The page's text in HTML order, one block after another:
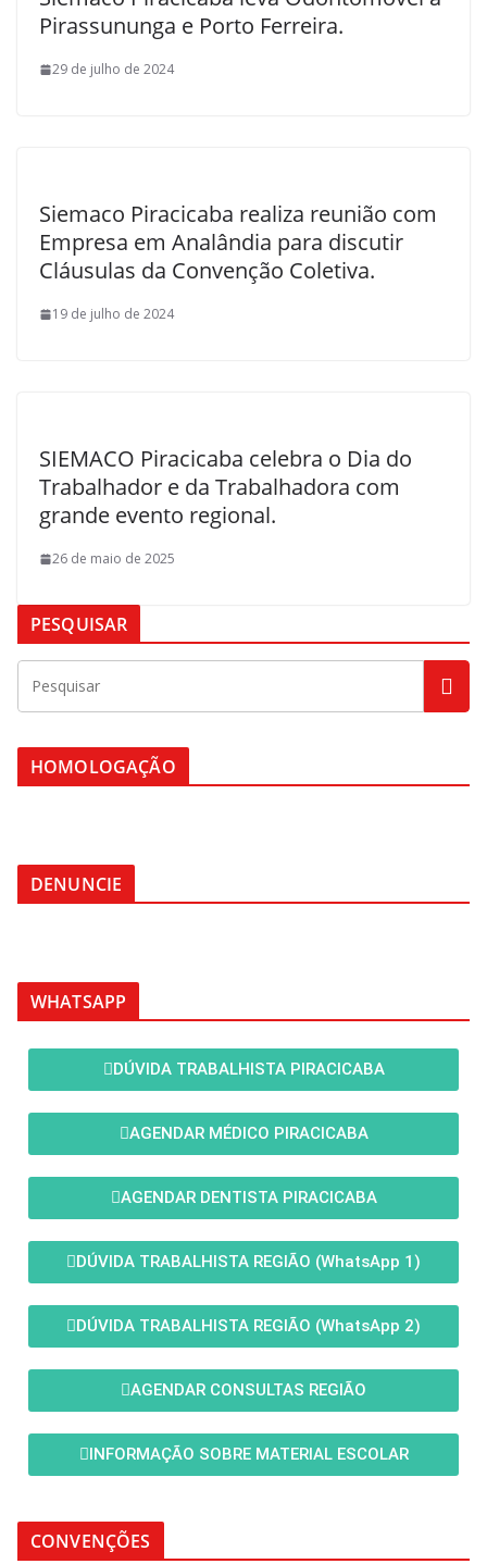
Pirassununga e Porto Ferreira.
29 de julho de 2024
Siemaco Piracicaba realiza reunião com
Empresa em Analândia para discutir
Cláusulas da Convenção Coletiva.
19 de julho de 2024
SIEMACO Piracicaba celebra o Dia do
Trabalhador e da Trabalhadora com
grande evento regional.
26 de maio de 2025
PESQUISAR
HOMOLOGAÇÃO
DENUNCIE
WHATSAPP
DÚVIDA TRABALHISTA PIRACICABA
AGENDAR MÉDICO PIRACICABA
AGENDAR DENTISTA PIRACICABA
DÚVIDA TRABALHISTA REGIÃO (WhatsApp 1)
DÚVIDA TRABALHISTA REGIÃO (WhatsApp 2)
AGENDAR CONSULTAS REGIÃO
INFORMAÇÃO SOBRE MATERIAL ESCOLAR
CONVENÇÕES